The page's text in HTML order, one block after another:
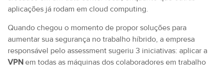
aplicações já rodam em cloud computing.
Quando chegou o momento de propor soluções para
aumentar sua segurança no trabalho híbrido, a empresa
responsável pelo assessment sugeriu 3 iniciativas: aplicar a
VPN em todas as máquinas dos colaboradores em trabalho